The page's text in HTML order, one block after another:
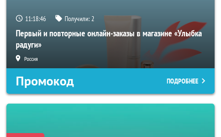
11:18:45 Получили:2
Первый и повторные онлайн-заказы в магазине «Улыбка
радуги»
Россия
Промокод ПОДРОБНЕЕ